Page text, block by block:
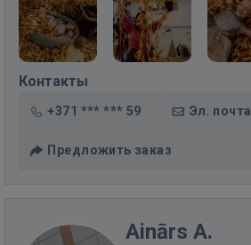
Контакты
+371 *** *** 59 Эл. почта
Предложить заказ
Ainārs A.